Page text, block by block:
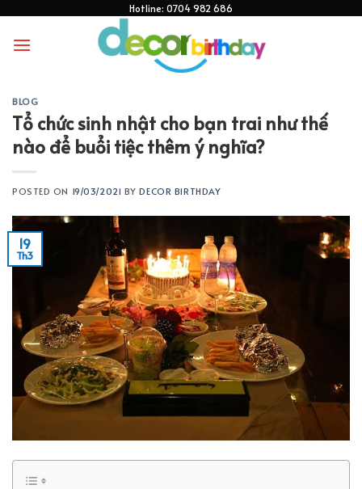
content
Hotline: 0704 982 686
BLOG
Tổ chức sinh nhật cho bạn trai như thế
nào để buổi tiệc thêm ý nghĩa?
POSTED ON 19/03/2021 BYDECOR BIRTHDAY
19
Th3